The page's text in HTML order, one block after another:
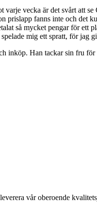
vecka är det svårt att
prislapp fanns inte och
så mycket pengar för
mig ett spratt, för jag
inköp. Han tackar sin fru
vår oberoende